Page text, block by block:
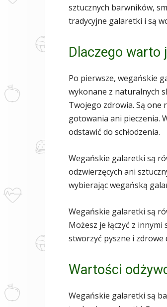
sztucznych barwników,
tradycyjne galaretki i są
Dlaczego warto
Po pierwsze, wegańskie
wykonane z naturalnych
Twojego zdrowia. Są one
gotowania ani pieczenia.
odstawić do schłodzenia.
Wegańskie galaretki są
odzwierzęcych ani
wybierając wegańską
Wegańskie galaretki są
Możesz je łączyć z
stworzyć pyszne i zdrowe
Wartości
Wegańskie galaretki są